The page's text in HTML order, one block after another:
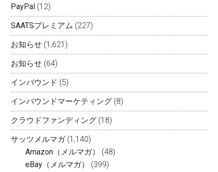
PayPal (12)
SAATSプレミアム (227)
お知らせ (1,621)
お知らせ (64)
インバウンド (5)
インバウンドマーケティング (8)
クラウドファンディング (18)
サッツメルマガ(1,140)
Amazon（メルマガ）
(48)
eBay（メルマガ）
(399)